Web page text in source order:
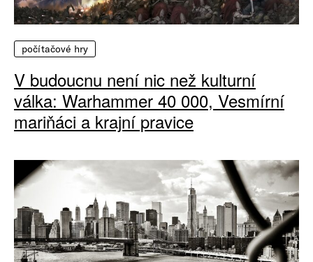
počítačové hry
V budoucnu není nic než kulturní
válka: Warhammer 40 000, Vesmírní
mariňáci a krajní pravice